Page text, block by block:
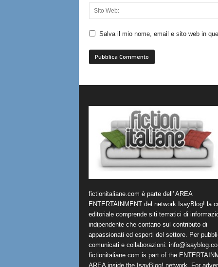
Salva il mio nome, email e sito web in
fictionitaliane.com è parte dell' AREA
ENTERTAINMENT del network IsayBlog! la
editoriale comprende siti tematici di
indipendente che contano sul contributo di
appassionati ed esperti del settore. Per
comunicati e collaborazioni:
fictionitaliane.com is part of the
AREA inside the IsayBlog! network. For